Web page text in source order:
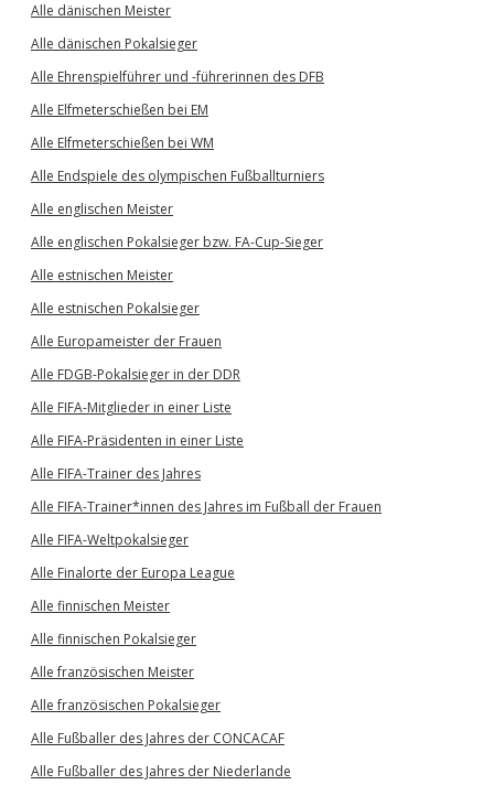
Alle dänischen Meister
Alle dänischen Pokalsieger
Alle Ehrenspielführer und -führerinnen des DFB
Alle Elfmeterschießen bei EM
Alle Elfmeterschießen bei WM
Alle Endspiele des olympischen Fußballturniers
Alle englischen Meister
Alle englischen Pokalsieger bzw. FA-Cup-Sieger
Alle estnischen Meister
Alle estnischen Pokalsieger
Alle Europameister der Frauen
Alle FDGB-Pokalsieger in der DDR
Alle FIFA-Mitglieder in einer Liste
Alle FIFA-Präsidenten in einer Liste
Alle FIFA-Trainer des Jahres
Alle FIFA-Trainer*innen des Jahres im Fußball der Frauen
Alle FIFA-Weltpokalsieger
Alle Finalorte der Europa League
Alle finnischen Meister
Alle finnischen Pokalsieger
Alle französischen Meister
Alle französischen Pokalsieger
Alle Fußballer des Jahres der CONCACAF
Alle Fußballer des Jahres der Niederlande